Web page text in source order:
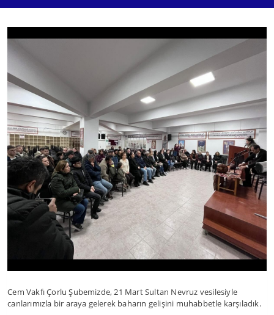
Cem Vakfı Çorlu Şubemizde, 21 Mart Sultan Nevruz vesilesiyle
canlarımızla bir araya gelerek baharın gelişini muhabbetle karşıladık.